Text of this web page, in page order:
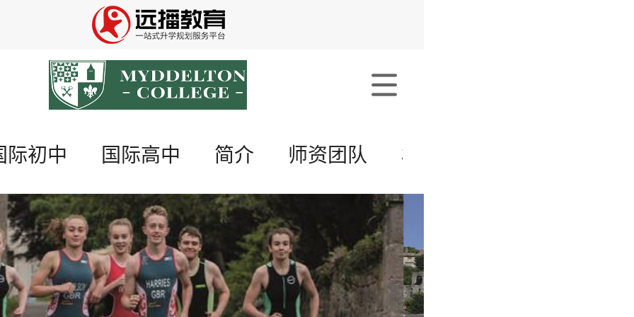
际初中 国际高中 简介 师资团队 校园风采